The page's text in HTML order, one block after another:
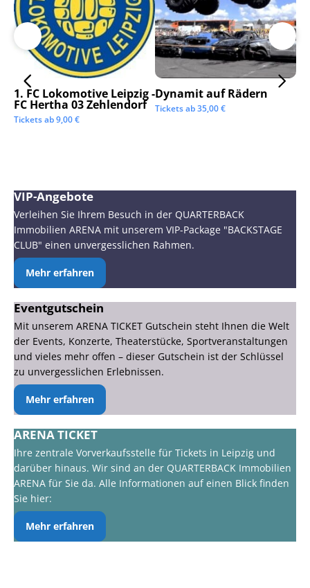
1. FC Lokomotive Leipzig -
FC Hertha 03 Zehlendorf
Tickets ab9,00€
Dynamit auf Rädern
Tickets ab35,00€
VIP-Angebote
Verleihen Sie Ihrem Besuch in der QUARTERBACK
Immobilien ARENA mit unserem VIP-Package "BACKSTAGE
CLUB" einen unvergesslichen Rahmen.
Mehr erfahren
Eventgutschein
Mit unserem ARENA TICKET Gutschein steht Ihnen die Welt
der Events, Konzerte, Theaterstücke, Sportveranstaltungen
und vieles mehr offen – dieser Gutschein ist der Schlüssel
zu unvergesslichen Erlebnissen.
Mehr erfahren
ARENA TICKET
Ihre zentrale Vorverkaufsstelle für Tickets in Leipzig und
darüber hinaus. Wir sind an der QUARTERBACK Immobilien
ARENA für Sie da. Alle Informationen auf einen Blick finden
Sie hier:
Mehr erfahren